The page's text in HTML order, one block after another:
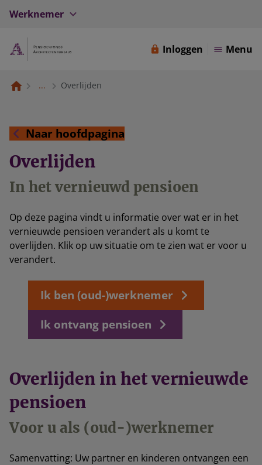
Werknemer
Inloggen Menu
... Overlijden
Naar hoofdpagina
Overlijden
In het vernieuwd pensioen
Op deze pagina vindt u informatie over wat er in het
vernieuwde pensioen verandert als u komt te
overlijden. Klik op uw situatie om te zien wat er voor u
verandert.
Ik ben (oud-)werknemer
Ik ontvang pensioen
Overlijden in het vernieuwde
pensioen
Voor u als (oud-)werknemer
Samenvatting: Uw partner en kinderen ontvangen een